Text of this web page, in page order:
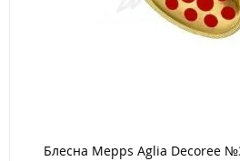
Блесна Mepps Aglia Decoree